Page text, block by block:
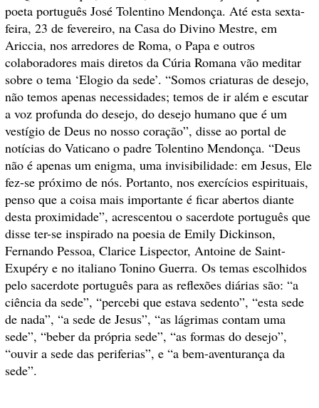
poeta português José Tolentino Mendonça. Até esta sexta-
feira, 23 de fevereiro, na Casa do Divino Mestre, em
Ariccia, nos arredores de Roma, o Papa e outros
colaboradores mais diretos da Cúria Romana vão meditar
sobre o tema ‘Elogio da sede’. “Somos criaturas de desejo,
não temos apenas necessidades; temos de ir além e escutar
a voz profunda do desejo, do desejo humano que é um
vestígio de Deus no nosso coração”, disse ao portal de
notícias do Vaticano o padre Tolentino Mendonça. “Deus
não é apenas um enigma, uma invisibilidade: em Jesus, Ele
fez-se próximo de nós. Portanto, nos exercícios espirituais,
penso que a coisa mais importante é ficar abertos diante
desta proximidade”, acrescentou o sacerdote português que
disse ter-se inspirado na poesia de Emily Dickinson,
Fernando Pessoa, Clarice Lispector, Antoine de Saint-
Exupéry e no italiano Tonino Guerra. Os temas escolhidos
pelo sacerdote português para as reflexões diárias são: “a
ciência da sede”, “percebi que estava sedento”, “esta sede
de nada”, “a sede de Jesus”, “as lágrimas contam uma
sede”, “beber da própria sede”, “as formas do desejo”,
“ouvir a sede das periferias”, e “a bem-aventurança da
sede”.